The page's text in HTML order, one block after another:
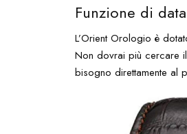
Funzione di data
L’Orient Orologio è
Non dovrai più cercare
bisogno direttamente al